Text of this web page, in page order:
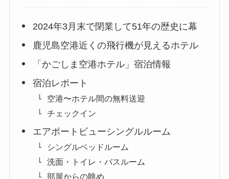
2024年3月末で閉業して51年の歴史に幕
鹿児島空港近くの飛行機が見えるホテル
「かごしま空港ホテル」宿泊情報
宿泊レポート
空港〜ホテル間の無料送迎
チェックイン
エアポートビューシングルルーム
シングルベッドルーム
洗面・トイレ・バスルーム
部屋からの眺め